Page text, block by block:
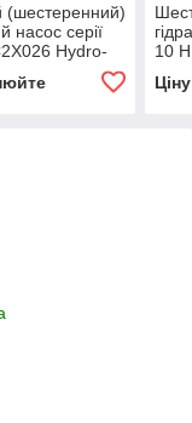
(шестеренний)
насос серії
Hydro-
10